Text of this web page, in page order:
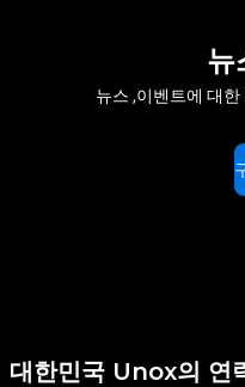
뉴
뉴스 ,이벤트에 대
대한민국 Unox의 연